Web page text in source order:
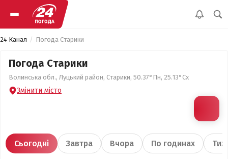
24 Канал Погода Старики
Погода Старики
Волинська обл., Луцький район, Старики, 50.37°Пн, 25.13°Сх
Змінити місто
Сьогодні Завтра Вчора По годинах